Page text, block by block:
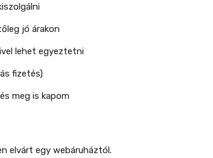
jó árakon
lehet egyeztetni
fizetés)
meg is kapom
elvárt egy webáruháztól.